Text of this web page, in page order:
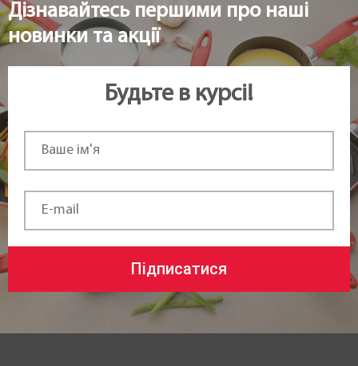
Дізнавайтесь першими про наші
новинки та акції
Будьте в курсі!
Підписатися